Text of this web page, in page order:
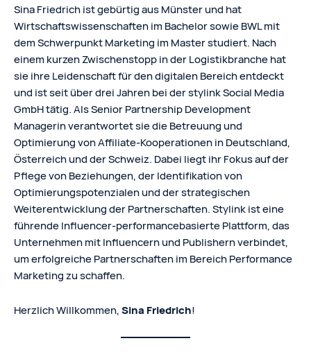
Sina Friedrich ist gebürtig aus Münster und hat
Wirtschaftswissenschaften im Bachelor sowie BWL mit
dem Schwerpunkt Marketing im Master studiert. Nach
einem kurzen Zwischenstopp in der Logistikbranche hat
sie ihre Leidenschaft für den digitalen Bereich entdeckt
und ist seit über drei Jahren bei der stylink Social Media
GmbH tätig. Als Senior Partnership Development
Managerin verantwortet sie die Betreuung und
Optimierung von Affiliate-Kooperationen in Deutschland,
Österreich und der Schweiz. Dabei liegt ihr Fokus auf der
Pflege von Beziehungen, der Identifikation von
Optimierungspotenzialen und der strategischen
Weiterentwicklung der Partnerschaften. Stylink ist eine
führende Influencer-performancebasierte Plattform, das
Unternehmen mit Influencern und Publishern verbindet,
um erfolgreiche Partnerschaften im Bereich Performance
Marketing zu schaffen.
Herzlich Willkommen,Sina Friedrich!